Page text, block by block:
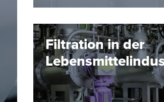
werden können.
Filtration in der